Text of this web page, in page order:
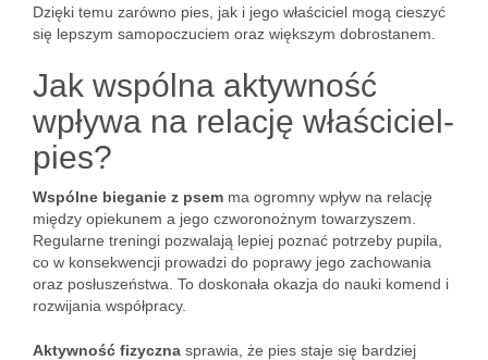
Dzięki temu zarówno pies, jak i jego właściciel mogą cieszyć
się lepszym samopoczuciem oraz większym dobrostanem.
Jak wspólna aktywność
wpływa na relację właściciel-
pies?
Wspólne bieganie z psem ma ogromny wpływ na relację
między opiekunem a jego czworonożnym towarzyszem.
Regularne treningi pozwalają lepiej poznać potrzeby pupila,
co w konsekwencji prowadzi do poprawy jego zachowania
oraz posłuszeństwa. To doskonała okazja do nauki komend i
rozwijania współpracy.
Aktywność fizyczna sprawia, że pies staje się bardziej